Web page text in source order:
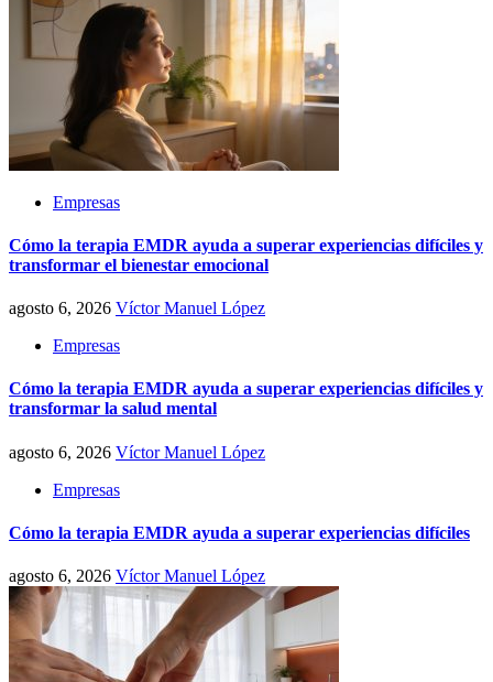
Empresas
Cómo la terapia EMDR ayuda a superar experiencias difíciles y
transformar el bienestar emocional
agosto 6, 2026 Víctor Manuel López
Empresas
Cómo la terapia EMDR ayuda a superar experiencias difíciles y
transformar la salud mental
agosto 6, 2026 Víctor Manuel López
Empresas
Cómo la terapia EMDR ayuda a superar experiencias difíciles
agosto 6, 2026 Víctor Manuel López